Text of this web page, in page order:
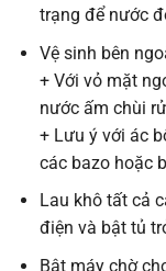
trạng để nước
Vệ sinh bên
+ Với vỏ mặt
nước ấm chùi
+ Lưu ý với ác
các bazo hoặc
Lau khô tất cả
điện và bật tủ
Bật máy chờ